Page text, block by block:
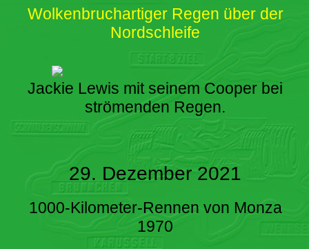
Wolkenbruchartiger Regen über der
Nordschleife
Jackie Lewis mit seinem Cooper bei
strömenden Regen.
29. Dezember 2021
1000-Kilometer-Rennen von Monza
1970